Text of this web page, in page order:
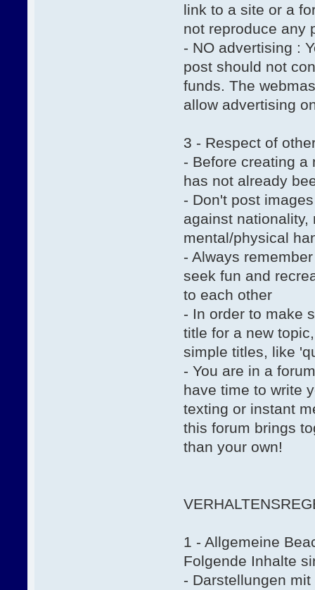
link to a site or a
not reproduce any
- NO advertising :
post should not
funds. The
allow advertising
3 - Respect of
- Before creating a
has not already
- Don't post
against
mental/physical
- Always
seek fun and
to each other
- In order to make
title for a new
simple titles, like
- You are in a
have time to write
texting or instant
this forum brings
than your own!
1 - Allgemeine
Folgende Inhalte
- Darstellungen